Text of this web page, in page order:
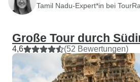
Tamil Nadu-Expert*in bei
Große Tour durch
4,6 (52 Bewertungen)